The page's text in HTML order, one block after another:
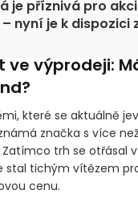
je příznivá pro
nyní je k dispozici
ve výprodeji:
které se aktuálně
značka s více
Zatímco trh se otřásal
stal tichým vítězem
cenu.